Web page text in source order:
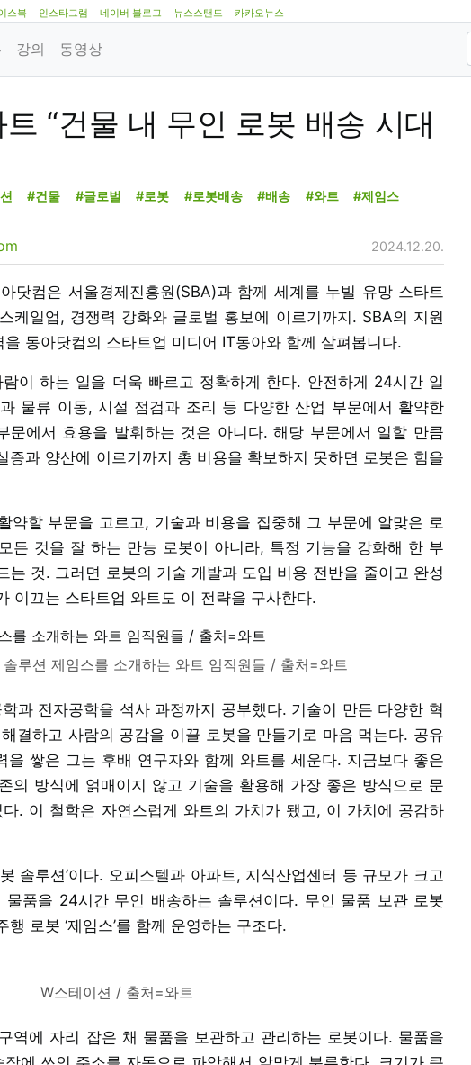
스북 인스타그램 네이버 블로그 뉴스스탠드 카카오뉴스
강의 동영상
“건물 내 무인 로봇 배송 시대
#건물 #글로벌 #로봇 #로봇배송 #배송 #와트
#제임스
2024.12.20.
닷컴은 서울경제진흥원(SBA)과 함께 세계를 누빌 유망 스타트
케일업, 경쟁력 강화와 글로벌 홍보에 이르기까지. SBA의 지원
동아닷컴의 스타트업 미디어 IT동아와 함께 살펴봅니다.
이 하는 일을 더욱 빠르고 정확하게 한다. 안전하게 24시간 일
물류 이동, 시설 점검과 조리 등 다양한 산업 부문에서 활약한
문에서 효용을 발휘하는 것은 아니다. 해당 부문에서 일할 만큼
증과 양산에 이르기까지 총 비용을 확보하지 못하면 로봇은 힘을
약할 부문을 고르고, 기술과 비용을 집중해 그 부문에 알맞은 로
든 것을 잘 하는 만능 로봇이 아니라, 특정 기능을 강화해 한 부
는 것. 그러면 로봇의 기술 개발과 도입 비용 전반을 줄이고 완성
이끄는 스타트업 와트도 이 전략을 구사한다.
루션 제임스를 소개하는 와트 임직원들 / 출처=와트
과 전자공학을 석사 과정까지 공부했다. 기술이 만든 다양한 혁
결하고 사람의 공감을 이끌 로봇을 만들기로 마음 먹는다. 공유
을 쌓은 그는 후배 연구자와 함께 와트를 세운다. 지금보다 좋은
의 방식에 얽매이지 않고 기술을 활용해 가장 좋은 방식으로 문
. 이 철학은 자연스럽게 와트의 가치가 됐고, 이 가치에 공감하
솔루션’이다. 오피스텔과 아파트, 지식산업센터 등 규모가 크고
품을 24시간 무인 배송하는 솔루션이다. 무인 물품 보관 로봇
행 로봇 ‘제임스’를 함께 운영하는 구조다.
W스테이션 / 출처=와트
역에 자리 잡은 채 물품을 보관하고 관리하는 로봇이다. 물품을